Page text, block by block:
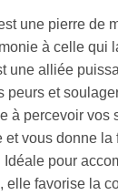
une pierre de
à celle qui
une alliée
peurs et
à percevoir vos
et vous donne la
pour
, elle favorise la